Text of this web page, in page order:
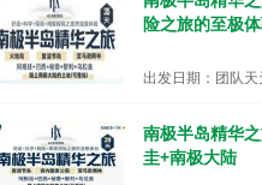
险之旅的至极
出发日期：团队
南极半岛精华
圭+南极大陆